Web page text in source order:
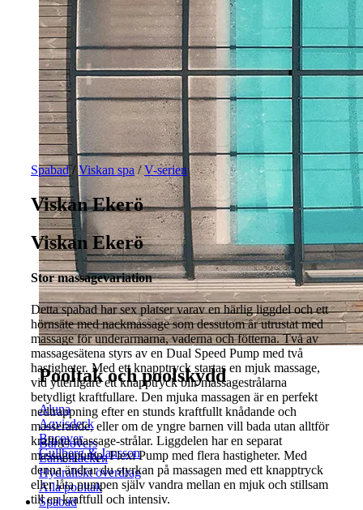
Pooltak och poolskydd
Aluna
Aqvisdeck
Bucover
Gullberg & Jansson
Bar Covers
Lamelltäcken
Hydraliskt överdrag
Alla pooltak
Spabad
Spabad / Viskan spa / V-serien
Viskan Ekerö
Viskan Ekerö
Stor massagevariation
Detta spabad har sex platser varav en härlig liggdel och ett
hörnsäte med nackmassage som dessutom är utrustat med
massage för underarmarna, vaderna och fötterna. Två av
massagesätena styrs av en Dual Speed Pump med två
hastigheter. Med ett knapptryck startas en mjuk massage,
vid ytterligare ett knapptryck blir massagestrålarna
betydligt kraftfullare. Den mjuka massagen är en perfekt
nedtrappning efter en stunds kraftfullt knådande och
masserande, eller om de yngre barnen vill bada utan alltför
kraftiga massage-strålar. Liggdelen har en separat
massagepump, Flexi Pump med flera hastigheter. Med
denna ändrar du styrkan på massagen med ett knapptryck
eller låta pumpen själv vandra mellan en mjuk och stillsam
till en kraftfull och intensiv.